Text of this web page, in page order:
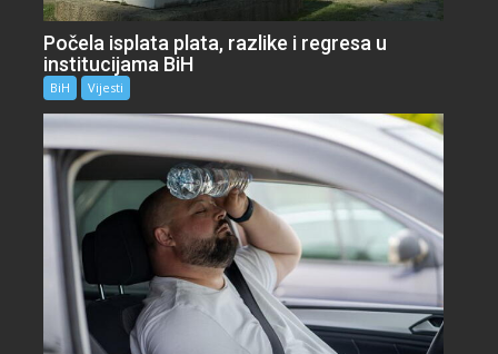
Počela isplata plata, razlike i regresa u
institucijama BiH
BiH Vijesti